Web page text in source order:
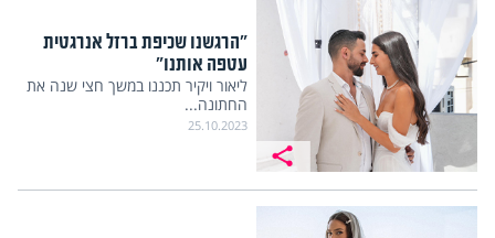
"הרגשנו שכיפת ברזל אנרגטית
עטפה אותנו"
ליאור ויקיר תכננו במשך חצי שנה את
החתונה...
25.10.2023